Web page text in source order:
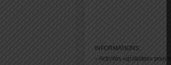
INFORMATIONS:
– Activités «gratuites» pour